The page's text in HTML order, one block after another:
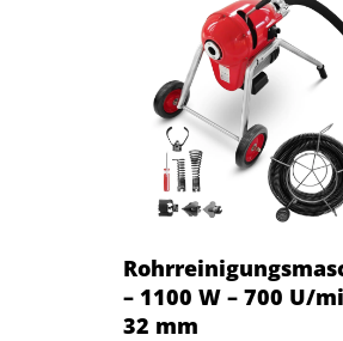
– 1100 W – 700 U/
32 mm